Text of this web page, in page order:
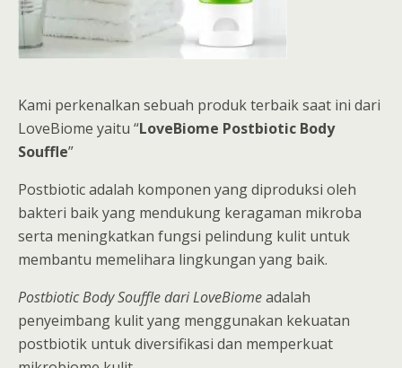
Kami perkenalkan sebuah produk terbaik saat ini dari
LoveBiome yaitu “LoveBiome Postbiotic Body
Souffle”
Postbiotic adalah komponen yang diproduksi oleh
bakteri baik yang mendukung keragaman mikroba
serta meningkatkan fungsi pelindung kulit untuk
membantu memelihara lingkungan yang baik.
Postbiotic Body Souffle dari LoveBiomeadalah
penyeimbang kulit yang menggunakan kekuatan
postbiotik untuk diversifikasi dan memperkuat